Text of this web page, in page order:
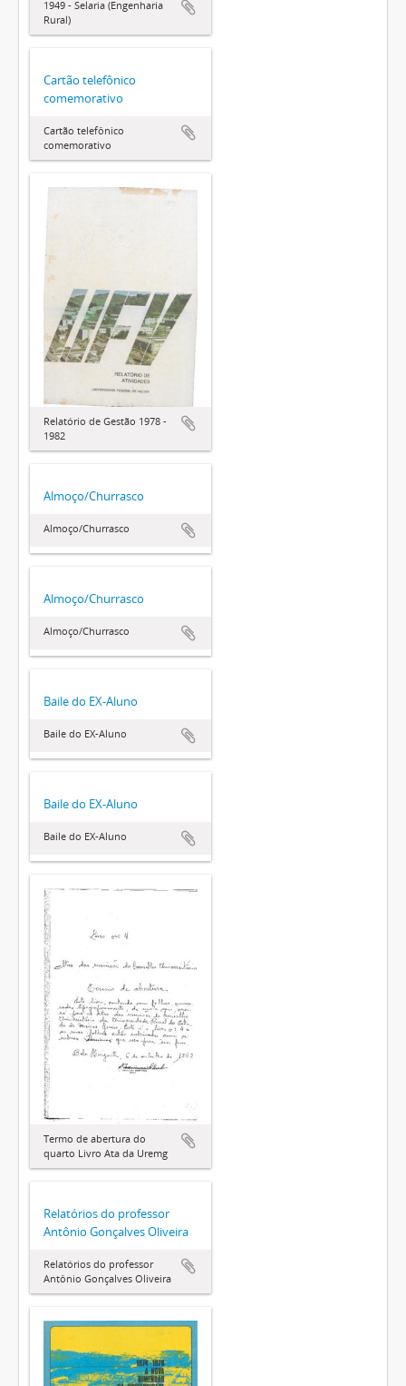
1949 - Selaria (Engenharia
Rural)
Cartão telefônico
comemorativo
Cartão telefônico
comemorativo
Relatório de Gestão 1978 -
1982
Almoço/Churrasco
Almoço/Churrasco
Almoço/Churrasco
Almoço/Churrasco
Baile do EX-Aluno
Baile do EX-Aluno
Baile do EX-Aluno
Baile do EX-Aluno
Termo de abertura do
quarto Livro Ata da Uremg
Relatórios do professor
Antônio Gonçalves Oliveira
Relatórios do professor
Antônio Gonçalves Oliveira